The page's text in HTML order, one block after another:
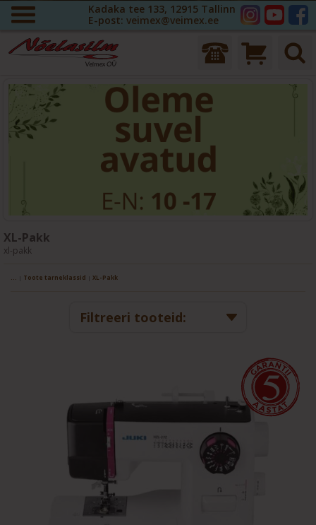
Kadaka tee 133, 12915 Tallinn
E-post: veimex@veimex.ee
XL-Pakk
xl-pakk
| Toote tarneklassid | XL-Pakk
Filtreeri tooteid: